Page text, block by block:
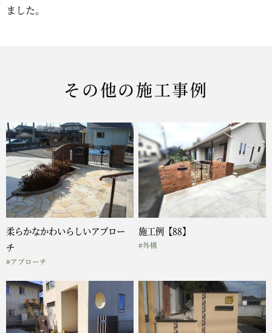
ました。
その他の施工事例
柔らかなかわいらしいアプロー
チ
#アプローチ
施工例【88】
#外構